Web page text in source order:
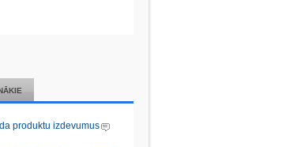
produktu izdevumus